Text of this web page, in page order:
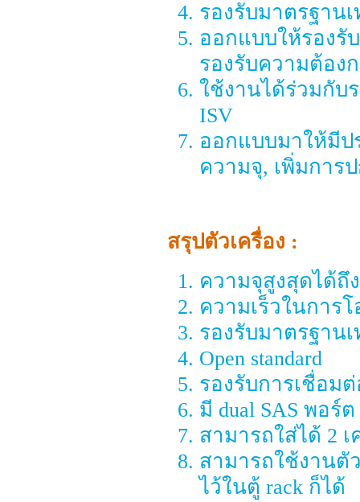
รองรับมาตรฐาน
ออกแบบให้รองรั
รองรับความต้อง
ใช้งานได้ร่วมกับ
ISV
ออกแบบมาให้มีป
ความจุ, เพิ่มการ
สรุปตัวเครื่อง :
ความจุสูงสุดได้ถึ
ความเร็วในการ
รองรับมาตรฐานเ
Open standard
รองรับการเชื่อมต่
มี dual SAS พอร์
สามารถใส่ได้ 2
สามารถใช้งานตัว
ไว้ในตู้ rack ก็ได้